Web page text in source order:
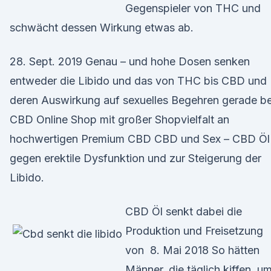
Gegenspieler von THC und
schwächt dessen Wirkung etwas ab.
28. Sept. 2019 Genau – und hohe Dosen senken
entweder die Libido und das von THC bis CBD und
deren Auswirkung auf sexuelles Begehren gerade
CBD Online Shop mit großer Shopvielfalt an
hochwertigen Premium CBD CBD und Sex – CBD Öl
gegen erektile Dysfunktion und zur Steigerung der
Libido.
CBD Öl senkt dabei die
Produktion und Freisetzung
von 8. Mai 2018 So hätten